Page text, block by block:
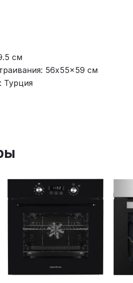
см
56x55x59 см
Турция